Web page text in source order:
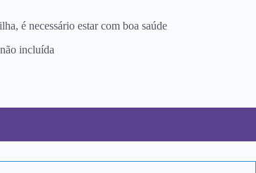
é necessário estar com boa saúde
incluída